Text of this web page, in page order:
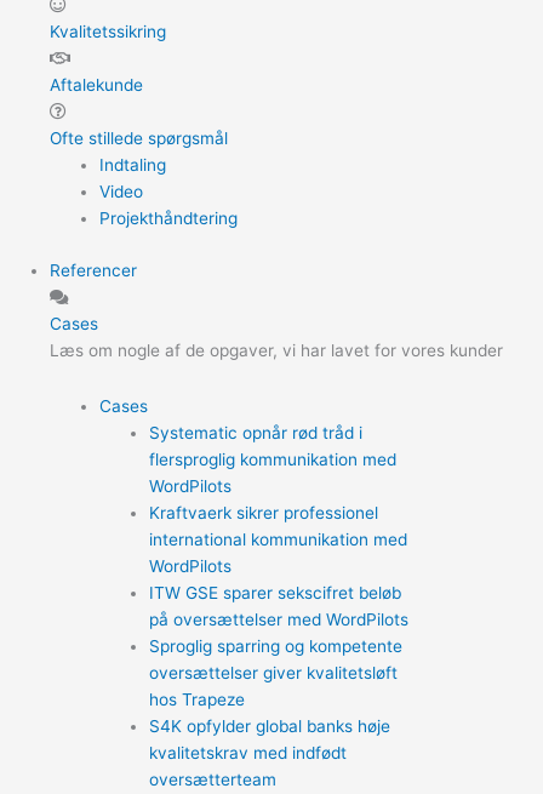
Kvalitetssikring
Aftalekunde
Ofte stillede spørgsmål
Indtaling
Video
Projekthåndtering
Referencer
Cases
Læs om nogle af de opgaver, vi har lavet for vores kunder
Cases
Systematic opnår rød tråd i
flersproglig kommunikation med
WordPilots
Kraftvaerk sikrer professionel
international kommunikation med
WordPilots
ITW GSE sparer sekscifret beløb
på oversættelser med WordPilots
Sproglig sparring og kompetente
oversættelser giver kvalitetsløft
hos Trapeze
S4K opfylder global banks høje
kvalitetskrav med indfødt
oversætterteam